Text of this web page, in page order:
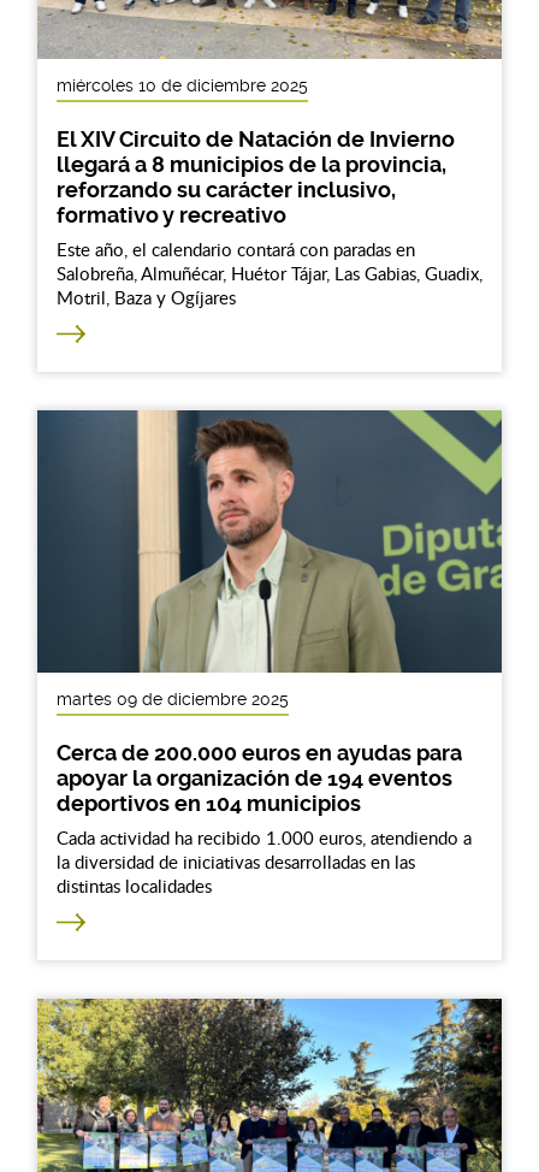
miércoles 10 de diciembre 2025
El XIV Circuito de Natación de Invierno
llegará a 8 municipios de la provincia,
reforzando su carácter inclusivo,
formativo y recreativo
Este año, el calendario contará con paradas en
Salobreña, Almuñécar, Huétor Tájar, Las Gabias, Guadix,
Motril, Baza y Ogíjares
martes 09 de diciembre 2025
Cerca de 200.000 euros en ayudas para
apoyar la organización de 194 eventos
deportivos en 104 municipios
Cada actividad ha recibido 1.000 euros, atendiendo a
la diversidad de iniciativas desarrolladas en las
distintas localidades